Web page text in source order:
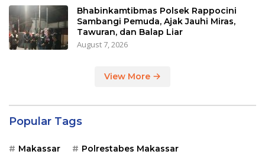
Bhabinkamtibmas Polsek Rappocini
Sambangi Pemuda, Ajak Jauhi Miras,
Tawuran, dan Balap Liar
August 7, 2026
View More
Popular Tags
Makassar Polrestabes Makassar